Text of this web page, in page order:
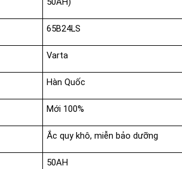
65B24LS
Varta
Hàn Quốc
Mới 100%
Ắc quy khô, miễn bảo dưỡng
50AH